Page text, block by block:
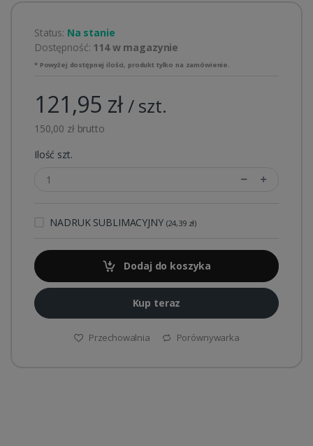
Status: Na stanie
Dostępność: 114 w magazynie
* Powyżej dostępnej ilości, produkt tylko na zamówienie.
121,95 zł/ szt.
150,00 zł brutto
Ilość szt.
NADRUK SUBLIMACYJNY (24,39 zł)
Dodaj do koszyka
Kup teraz
Przechowalnia Porównywarka